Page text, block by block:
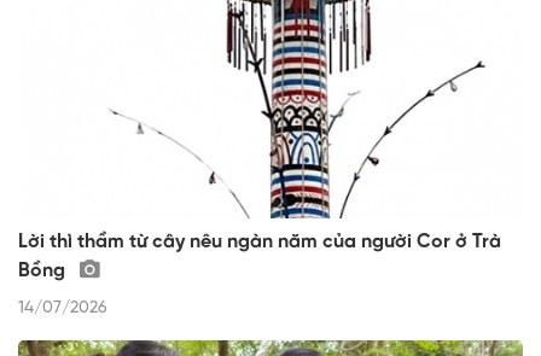
Lời thì thầm từ cây nêu ngàn năm của người Cor ở Trà
Bồng
14/07/2026